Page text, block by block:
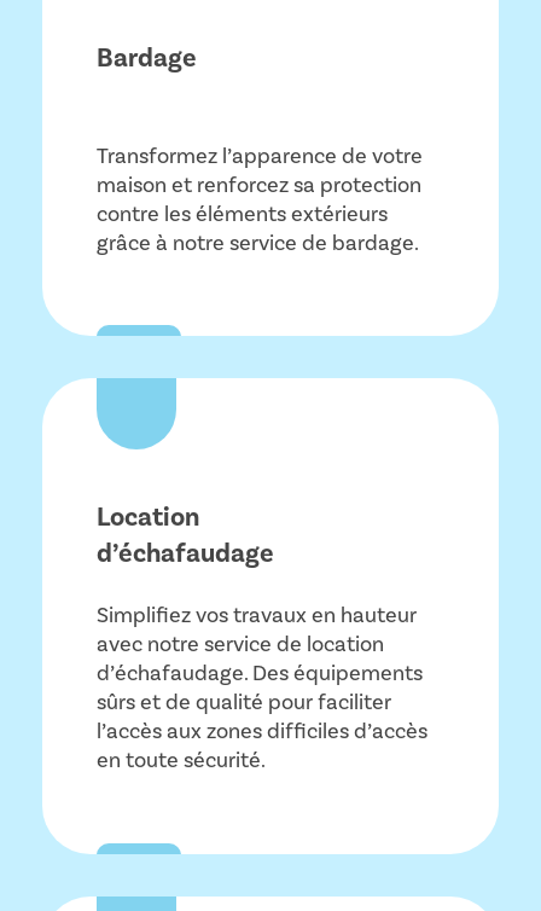
Bardage
Transformez l’apparence de votre
maison et renforcez sa protection
contre les éléments extérieurs
grâce à notre service de bardage.
Location
d’échafaudage
Simplifiez vos travaux en hauteur
avec notre service de location
d’échafaudage. Des équipements
sûrs et de qualité pour faciliter
l’accès aux zones difficiles d’accès
en toute sécurité.